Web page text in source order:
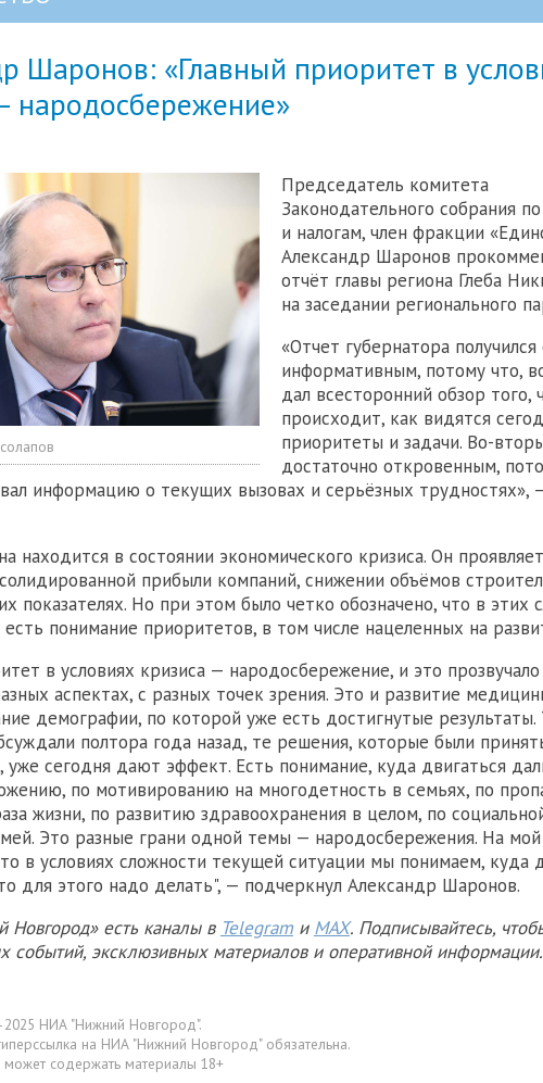
Шаронов: «Главный приоритет в
народосбережение»
Председатель комитета
Законодательного собрания
и налогам, член фракции
Александр Шаронов
отчёт главы региона Глеба
на заседании регионального
«Отчет губернатора получился
информативным, потому что,
дал всесторонний обзор того,
происходит, как видятся
приоритеты и задачи. Во-
достаточно откровенным,
информацию о текущих вызовах и серьёзных трудностях»,
находится в состоянии экономического кризиса. Он
прибыли компаний, снижении объёмов
показателях. Но при этом было четко обозначено, что в этих
есть понимание приоритетов, в том числе нацеленных на
в условиях кризиса — народосбережение, и это прозвучало
аспектах, с разных точек зрения. Это и развитие
демографии, по которой уже есть достигнутые
полтора года назад, те решения, которые были
уже сегодня дают эффект. Есть понимание, куда двигаться
по мотивированию на многодетность в семьях, по
жизни, по развитию здравоохранения в целом, по
Это разные грани одной темы — народосбережения. На мой
в условиях сложности текущей ситуации мы понимаем, куда
для этого надо делать", — подчеркнул Александр Шаронов.
есть каналы в Telegram и MAX. Подписывайтесь,
событий, эксклюзивных материалов и оперативной информации.
НИА "Нижний Новгород".
на НИА "Нижний Новгород" обязательна.
может содержать материалы 18+